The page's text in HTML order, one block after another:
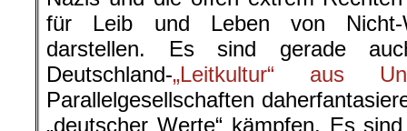
für Leib und Leben von Nicht-
darstellen. Es sind gerade
Deutschland-„Leitkultur“ aus
Parallelgesellschaften
„deutscher Werte“ kämpfen. Es